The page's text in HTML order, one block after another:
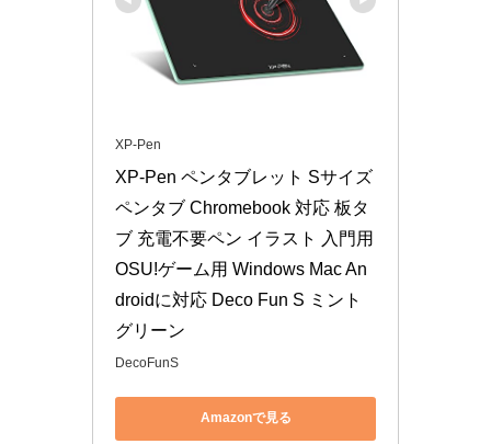
XP-Pen
XP-Pen ペンタブレット Sサイズ
ペンタブ Chromebook 対応 板タ
ブ 充電不要ペン イラスト 入門用
OSU!ゲーム用 Windows Mac An
droidに対応 Deco Fun S ミント
グリーン
DecoFunS
Amazonで見る